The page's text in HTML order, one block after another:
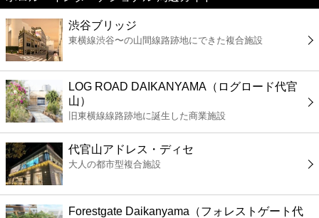
美容
コンビニ
薬局
スーパー
エンタメ
レジャー
渋谷ブリッジ
東横線渋谷〜の山間線路跡地にできた複合施設
LOG ROAD DAIKANYAMA（ログロード代官
山）
旧東横線線路跡地に誕生した商業施設
代官山アドレス・ディセ
大人の都市型複合施設
Forestgate Daikanyama（フォレストゲート代